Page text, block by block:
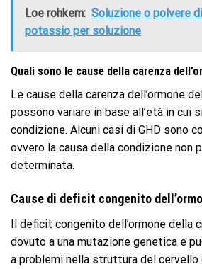
Loe rohkem: Soluzione o polvere
potassio per soluzione
Quali sono le cause della carenza
Le cause della carenza dell’ormone
possono variare in base all’età in cui
condizione. Alcuni casi di GHD sono
ovvero la causa della condizione non
determinata.
Cause di deficit congenito
Il deficit congenito dell’ormone della
dovuto a una mutazione genetica e
a problemi nella struttura del cervello